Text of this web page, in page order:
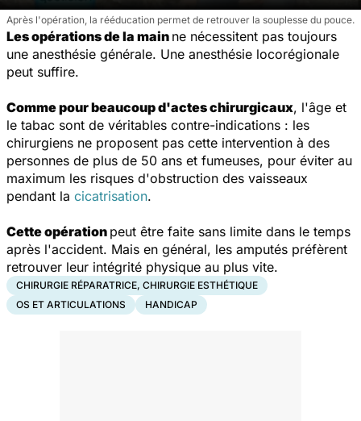
Après l'opération, la rééducation permet de retrouver la souplesse du pouce.
Les opérations de la main ne nécessitent pas toujours
une anesthésie générale. Une anesthésie locorégionale
peut suffire.
Comme pour beaucoup d'actes chirurgicaux, l'âge et
le tabac sont de véritables contre-indications : les
chirurgiens ne proposent pas cette intervention à des
personnes de plus de 50 ans et fumeuses, pour éviter au
maximum les risques d'obstruction des vaisseaux
pendant la cicatrisation.
Cette opération peut être faite sans limite dans le temps
après l'accident. Mais en général, les amputés préfèrent
retrouver leur intégrité physique au plus vite.
CHIRURGIE RÉPARATRICE, CHIRURGIE ESTHÉTIQUE
OS ET ARTICULATIONS
HANDICAP